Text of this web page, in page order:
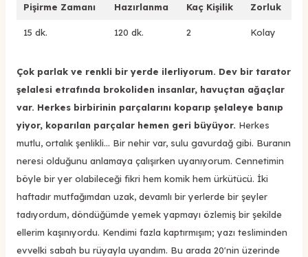
Pişirme Zamanı Hazırlanma Kaç Kişilik Zorluk
15 dk. 120 dk. 2 Kolay
Çok parlak ve renkli bir yerde ilerliyorum. Dev bir tarator
şelalesi etrafında brokoliden insanlar, havuçtan ağaçlar
var. Herkes birbirinin parçalarını koparıp şelaleye banıp
yiyor, koparılan parçalar hemen geri büyüyor. Herkes
mutlu, ortalık şenlikli... Bir nehir var, sulu gavurdağ gibi. Buranın
neresi olduğunu anlamaya çalışırken uyanıyorum. Cennetimin
böyle bir yer olabileceği fikri hem komik hem ürkütücü. İki
haftadır mutfağımdan uzak, devamlı bir yerlerde bir şeyler
tadıyordum, döndüğümde yemek yapmayı özlemiş bir şekilde
ellerim kaşınıyordu. Kendimi fazla kaptırmışım; yazı tesliminden
evvelki sabah bu rüyayla uyandım. Bu arada 20'nin üzerinde